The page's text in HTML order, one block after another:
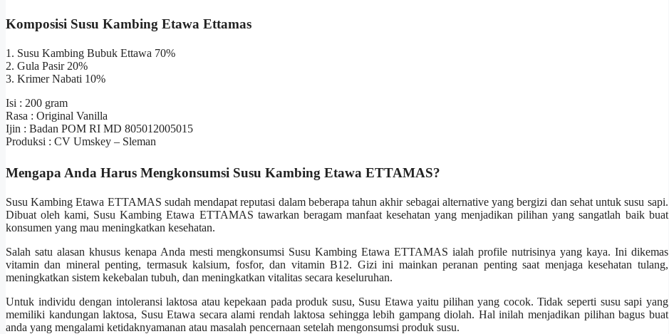
Komposisi Susu Kambing Etawa Ettamas
1. Susu Kambing Bubuk Ettawa 70%
2. Gula Pasir 20%
3. Krimer Nabati 10%
Isi : 200 gram
Rasa : Original Vanilla
Ijin : Badan POM RI MD 805012005015
Produksi : CV Umskey – Sleman
Mengapa Anda Harus Mengkonsumsi Susu Kambing Etawa ETTAMAS?
Susu Kambing Etawa ETTAMAS sudah mendapat reputasi dalam beberapa tahun akhir sebagai alternative yang bergizi dan sehat untuk susu sapi.
Dibuat oleh kami, Susu Kambing Etawa ETTAMAS tawarkan beragam manfaat kesehatan yang menjadikan pilihan yang sangatlah baik buat
konsumen yang mau meningkatkan kesehatan.
Salah satu alasan khusus kenapa Anda mesti mengkonsumsi Susu Kambing Etawa ETTAMAS ialah profile nutrisinya yang kaya. Ini dikemas
vitamin dan mineral penting, termasuk kalsium, fosfor, dan vitamin B12. Gizi ini mainkan peranan penting saat menjaga kesehatan tulang,
meningkatkan sistem kekebalan tubuh, dan meningkatkan vitalitas secara keseluruhan.
Untuk individu dengan intoleransi laktosa atau kepekaan pada produk susu, Susu Etawa yaitu pilihan yang cocok. Tidak seperti susu sapi yang
memiliki kandungan laktosa, Susu Etawa secara alami rendah laktosa sehingga lebih gampang diolah. Hal inilah menjadikan pilihan bagus buat
anda yang mengalami ketidaknyamanan atau masalah pencernaan setelah mengonsumsi produk susu.